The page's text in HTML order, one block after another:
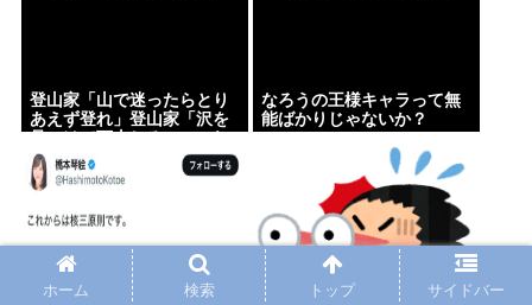
登山家「山で迷ったらとり
あえず登れ」登山家「沢を
見つけて下山しろ」←これ
結局どっちが正解なの？
なろうの王様キャラって無
能ばかりじゃないか？
ホーム 検索 トップ サイドバー